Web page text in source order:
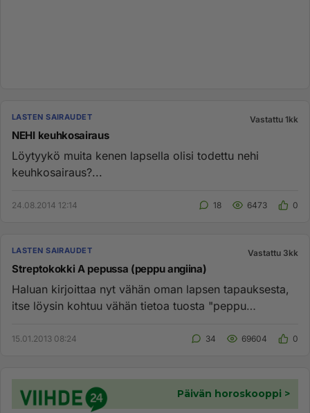
LASTEN SAIRAUDET Vastattu 1kk
NEHI keuhkosairaus
Löytyykö muita kenen lapsella olisi todettu nehi
keuhkosairaus?...
24.08.2014 12:14 18 6473 0
LASTEN SAIRAUDET Vastattu 3kk
Streptokokki A pepussa (peppu angiina)
Haluan kirjoittaa nyt vähän oman lapsen tapauksesta,
itse löysin kohtuu vähän tietoa tuosta "peppu
15.01.2013 08:24 34 69604 0